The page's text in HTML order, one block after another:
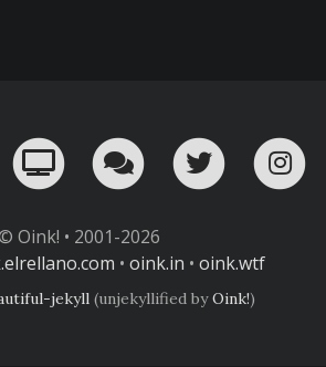
un email!
¡Nuestro canal en Telegram!
Oink! TV Charla conTwitter
Oink! • 2001-2026
• oink.in • oink.wtf
jekyll (unjekyllified byOink!)